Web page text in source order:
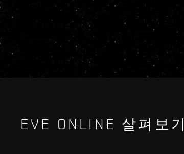
EVE ONLINE 살펴보기